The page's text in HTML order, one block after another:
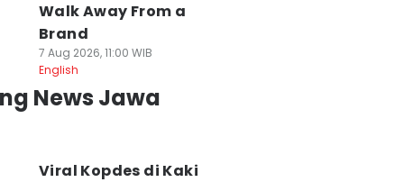
Walk Away From a
Brand
7 Aug 2026, 11:00 WIB
English
News Jawa
Viral Kopdes di Kaki